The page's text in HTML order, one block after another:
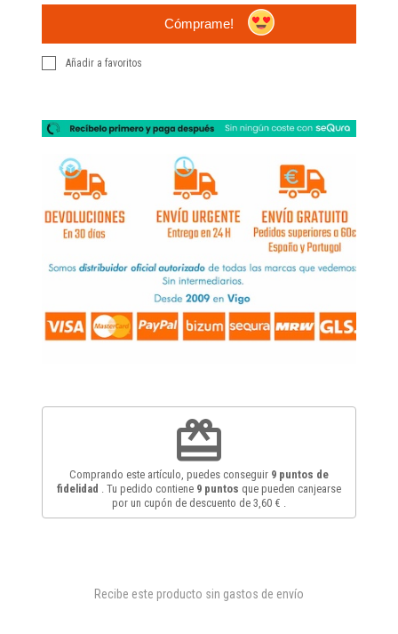
Cómprame!
Añadir a favoritos
redeem
Comprando este artículo, puedes conseguir 9 puntos de
fidelidad
. Tu pedido contiene 9 puntos que pueden canjearse
por un cupón de descuento de 3,60 €
Recibe este producto sin gastos de envío